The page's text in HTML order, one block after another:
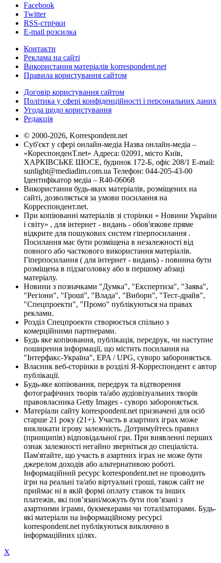
Facebook
Twitter
RSS-стрічки
E-mail розсилка
Контакти
Реклама на сайті
Використання матеріалів korrespondent.net
Правила користування сайтом
Договір користування сайтом
Політика у сфері конфіденційності і персональних даних
Угода щодо користування
Редакція
© 2000-2026, Korrespondent.net
Суб'єкт у сфері онлайн-медіа Назва онлайн-медіа –
«КореспонденТ.net» Адреса: 02091, місто Київ,
ХАРКІВСЬКЕ ШОСЕ, будинок 172-Б, офіс 208/1 E-mail:
sunlight@mediadim.com.ua Телефон: 044-205-43-00
Ідентифікатор медіа – R40-06068
Використання будь-яких матеріалів, розміщених на
сайті, дозволяється за умови посилання на
Корреспондент.net.
При копіюванні матеріалів зі сторінки « Новини України
і світу» , для інтернет - видань - обов'язкове пряме
відкрите для пошукових систем гіперпосилання .
Посилання має бути розміщена в незалежності від
повного або часткового використання матеріалів.
Гіперпосилання ( для інтернет - видань) - повинна бути
розміщена в підзаголовку або в першому абзаці
матеріалу.
Новини з позначками "Думка", "Експертиза", "Заява",
"Регіони", "Гроші", "Влада", "Вибори", "Тест-драйв",
"Спецпроекти", "Промо" публікуються на правах
реклами.
Розділ Спецпроекти створюється спільно з
комерційними партнерами.
Будь яке копіювання, публікація, передрук, чи наступне
поширення інформації, що містить посилання на
"Інтерфакс-Україна", EPA / UPG, суворо забороняється.
Власник веб-сторінки в розділі Я-Корреспондент є автор
публікації.
Будь-яке копіювання, передрук та відтворення
фотографічних творів та/або аудіовізуальних творів
правовласника Getty Images - суворо забороняється.
Матеріали сайту korrespondent.net призначені для осіб
старше 21 року (21+). Участь в азартних іграх може
викликати ігрову залежність. Дотримуйтесь правил
(принципів) відповідальної гри. При виявленні перших
ознак залежності негайно зверніться до спеціаліста.
Пам'ятайте, що участь в азартних іграх не може бути
джерелом доходів або альтернативою роботі.
Інформаційний ресурс korrespondent.net не проводить
ігри на реальні та/або віртуальні гроші, також сайт не
приймає ні в якій формі оплату ставок та інших
платежів, які пов’язані/можуть бути пов’язані з
азартними іграми, букмекерами чи тоталізаторами. Будь-
які матеріали на інформаційному ресурсі
korrespondent.net публікуються виключно в
інформаційних цілях.
X